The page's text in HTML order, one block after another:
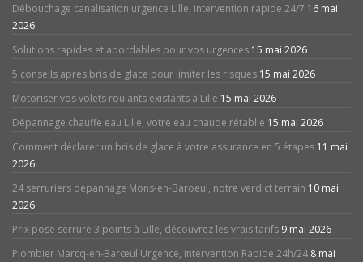
Débouchage canalisation urgence Lille, intervention rapide 24/7 16 mai
2026
Solutions rapides et abordables pour vos urgences 15 mai 2026
5 conseils après bris de glace pour limiter les risques 15 mai 2026
Motoriser vos volets roulants existants à Lille 15 mai 2026
Dépannage chauffe eau Lille, votre eau chaude rétablie 15 mai 2026
Comment déclarer un bris de glace à votre assurance en 5 étapes 11 mai
2026
24 serruriers dépannage Mons-en-Baroeul, notre verdict terrain 10 mai
2026
Prix pose serrure 3 points à Lille, découvrez les vrais tarifs 9 mai 2026
Plombier Marcq-en-Barœul Urgence, intervention Rapide 24h/24 8 mai